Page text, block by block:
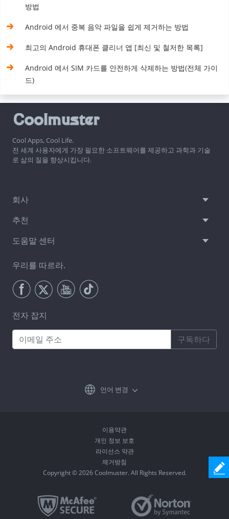
방법
Android 에서 중복 음악 파일을 쉽게 제거하는 방법
최고의 Android 휴대폰 클리너 앱 [최신 및 철저한 목록]
Android 에서 SIM 카드를 안전하게 삭제하는 방법(전체 가이
드)
Cool Apps, Cool Life.
전 세계 사용자에게 가장 필요한 소프트웨어를 제공하고 과학과 기술
로 삶의 질을 향상시킵니다.
회사
추천
도움말 센터
우리를 따르라.
전자 잡지
구독하다
언어 변경
이용약관
개인 정보 보호
라이선스 약관
제거방침
Copyright © 2026 Coolmuster. All Rights Reserved.